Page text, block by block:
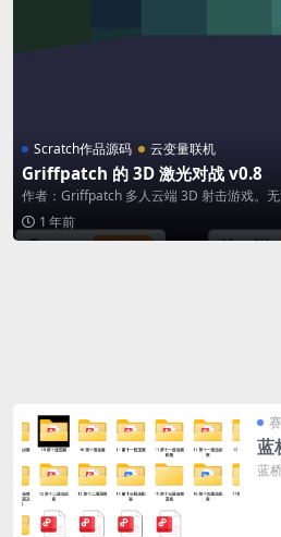
Scratch作品源码 云变量联机
Griffpatch 的 3D 激光对战 v0.8
作者：Griffpatch 多人云端 3D 射击游戏。
1 年前
蓝
蓝